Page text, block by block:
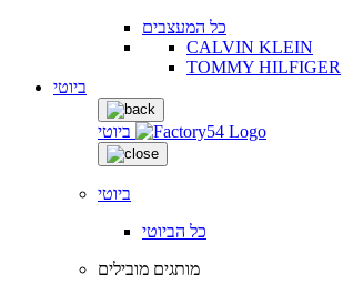
כל המעצבים
CALVIN KLEIN
TOMMY HILFIGER
ביוטי
ביוטי
ביוטי
כל הביוטי
מותגים מובילים